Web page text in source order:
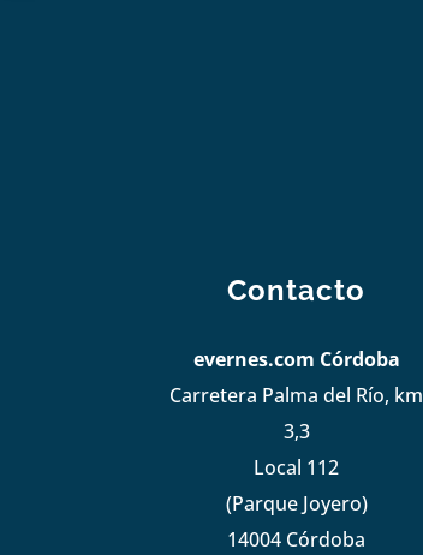
Contacto
evernes.com Córdoba
Carretera Palma del Río, km
3,3
Local 112
(Parque Joyero)
14004 Córdoba